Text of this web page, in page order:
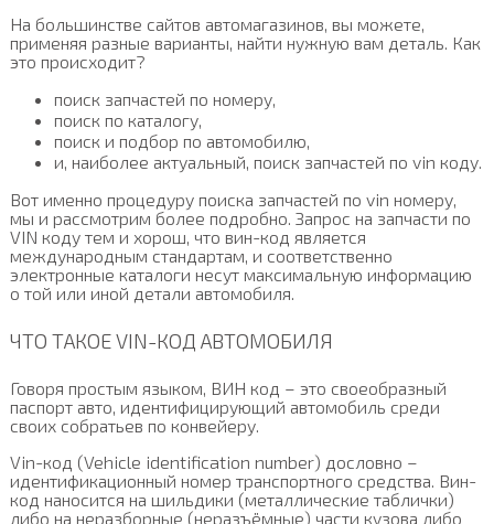
На большинстве сайтов автомагазинов, вы можете,
применяя разные варианты, найти нужную вам деталь. Как
это происходит?
поиск запчастей по номеру,
поиск по каталогу,
поиск и подбор по автомобилю,
и, наиболее актуальный, поиск запчастей по vin коду.
Вот именно процедуру поиска запчастей по vin номеру,
мы и рассмотрим более подробно. Запрос на запчасти по
VIN коду тем и хорош, что вин-код является
международным стандартам, и соответственно
электронные каталоги несут максимальную информацию
о той или иной детали автомобиля.
ЧТО ТАКОЕ VIN-КОД АВТОМОБИЛЯ
Говоря простым языком, ВИН код – это своеобразный
паспорт авто, идентифицирующий автомобиль среди
своих собратьев по конвейеру.
Vin-код (Vehicle identification number) дословно –
идентификационный номер транспортного средства. Вин-
код наносится на шильдики (металлические таблички)
либо на неразборные (неразъёмные) части кузова либо